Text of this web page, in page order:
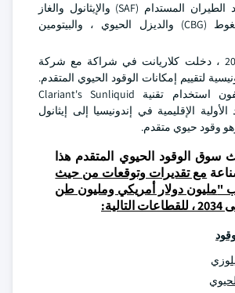
في ذلك وقود الطيران المستدام (SAF) والإيثانول والغاز
الحيوي المضغوط (CBG) والديزل الحيوي ، والبيتومين
في أبريل 2021 ، دخلت كلاريانت في شراكة مع شركة
لتقييم إمكانات الوقود الحيوي المتقدم.
إنهم يستكشفون استخدام تقنية Clariant's Sunliquid
الأولية الإقليمية في إندونيسيا إلى إيثانول
وقود حيوي متقدم.
سوق الوقود الحيوي المتقدم هذا
مع تقديرات وتوقعات من حيث
ب "مليون دولار أمريكي ومليون طن